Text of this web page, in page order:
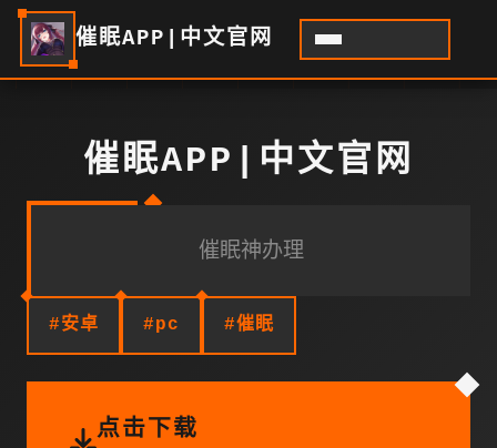
催眠APP|中文官网
催眠APP|中文官网
催眠神办理
#安卓 #pc #催眠
点击下载